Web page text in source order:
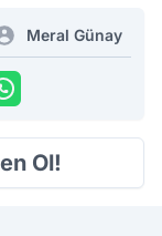
Meral Günay
Ol!